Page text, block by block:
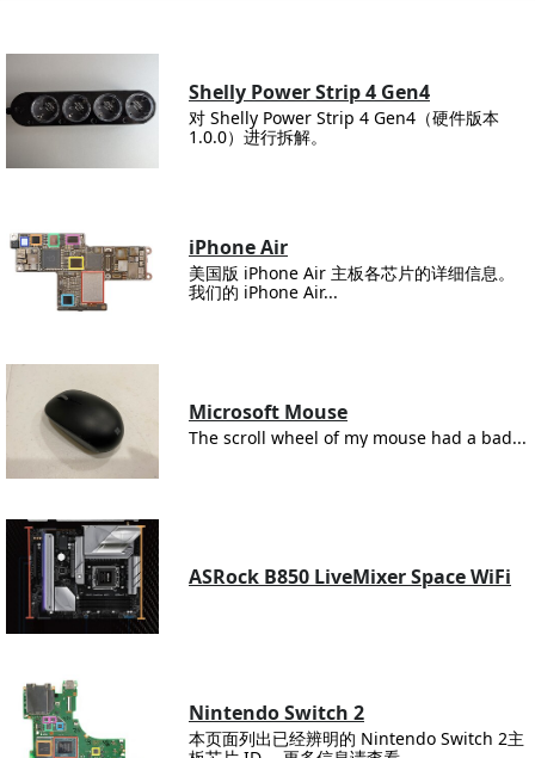
Shelly Power Strip 4 Gen4
对 Shelly Power Strip 4 Gen4（硬件版本
1.0.0）进行拆解。
iPhone Air
美国版 iPhone Air 主板各芯片的详细信息。
我们的 iPhone Air...
Microsoft Mouse
The scroll wheel of my mouse had a bad...
ASRock B850 LiveMixer Space WiFi
Nintendo Switch 2
本页面列出已经辨明的 Nintendo Switch 2主